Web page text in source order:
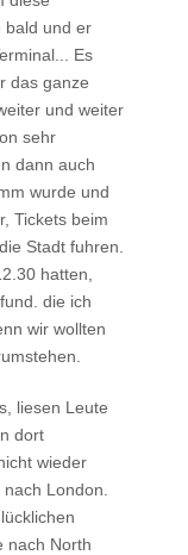
bald und er
Es
das ganze
und weiter
sehr
dann auch
wurde und
Tickets beim
Stadt fuhren.
hatten,
die ich
wir wollten
liesen Leute
dort
wieder
London.
nach North